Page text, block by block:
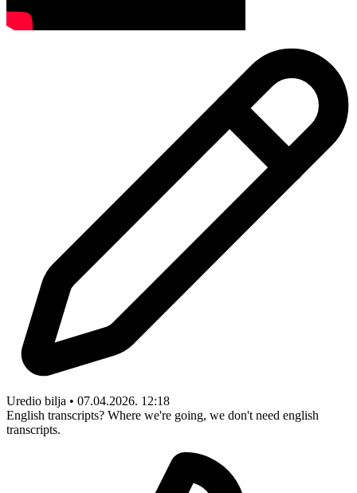
Uredio bilja • 07.04.2026. 12:18
English transcripts? Where we're going, we don't need english
transcripts.